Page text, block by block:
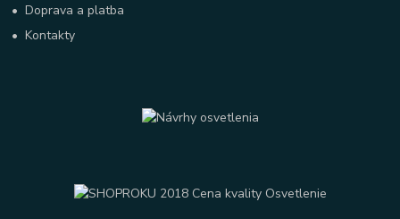
•Doprava a platba
•Kontakty